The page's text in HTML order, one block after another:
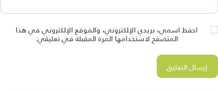
احفظ اسمي، بريدي الإلكتروني، والموقع الإلكتروني في هذا
المتصفح لاستخدامها المرة المقبلة في تعليقي.